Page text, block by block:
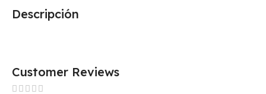
Descripción
Customer Reviews